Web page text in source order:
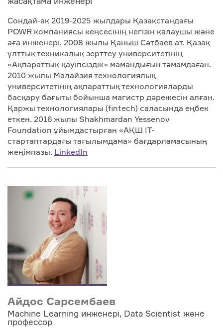
Сондай-ақ 2019-2025 жылдары Қазақстандағы
POWR компаниясы кеңсесінің негізін қалаушы және
аға инженерi. 2008 жылы Қаныш Сәтбаев ат. Қазақ
ұлттық техникалық зерттеу университетінің
«Ақпараттық қауіпсіздік» мамандығын тәмамдаған.
2010 жылы Малайзия технологиялық
университетінің ақпараттық технологияларды
басқару бағыты бойынша магистр дәрежесін алған.
Қаржы технологиялары (fintech) саласында еңбек
еткен. 2016 жылы Shakhmardan Yessenov
Foundation ұйымдастырған «АҚШ IT-
стартаптардағы тағылымдама» бағдарламасының
жеңімпазы. LinkedIn
Айдос Сарсембаев
Machine Learning инженері, Data Scientist және
профессор